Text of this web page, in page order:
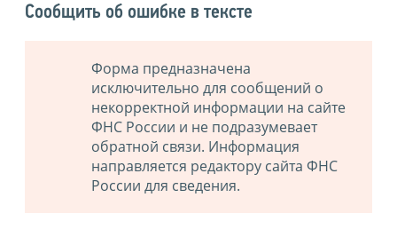
Сообщить об ошибке в тексте
Форма предназначена
исключительно для сообщений о
некорректной информации на сайте
ФНС России и не подразумевает
обратной связи. Информация
направляется редактору сайта ФНС
России для сведения.